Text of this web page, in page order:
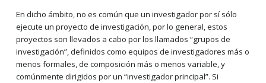
En dicho ámbito, no es común que un investigador por sí sólo
ejecute un proyecto de investigación, por lo general, estos
proyectos son llevados a cabo por los llamados “grupos de
investigación”, definidos como equipos de investigadores más o
menos formales, de composición más o menos variable, y
comúnmente dirigidos por un “investigador principal”. Si